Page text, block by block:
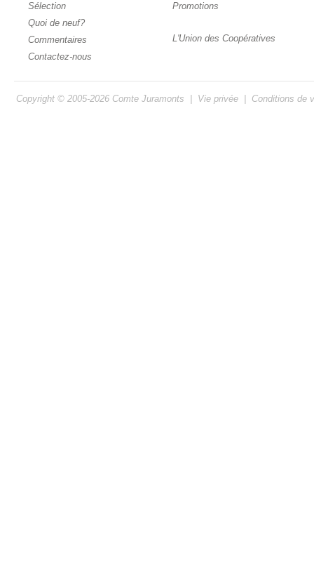
Sélection
Quoi de neuf?
Commentaires
Contactez-nous
Promotions
L'Union des Coopératives
Copyright © 2005-2026 Comte Juramonts Vie privée Conditions de